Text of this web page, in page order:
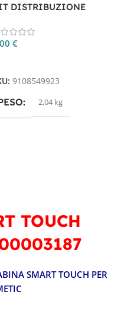
TOUCH
SMART TOUCH PER
DISTRIBUZIONE
€
9108549923
2,04 kg